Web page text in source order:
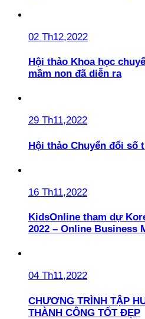
02 Th12,2022
Hội thảo Khoa học
mầm non đã diễn ra
29 Th11,2022
Hội thảo Chuyển đổi số
16 Th11,2022
KidsOnline tham dự
2022 – Online Business
04 Th11,2022
CHƯƠNG TRÌNH TẬP
THÀNH CÔNG TỐT ĐẸP